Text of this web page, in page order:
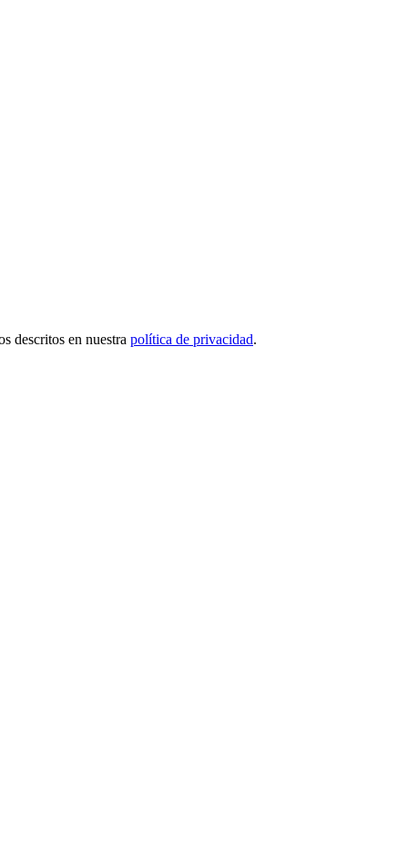
descritos en nuestra política de privacidad.